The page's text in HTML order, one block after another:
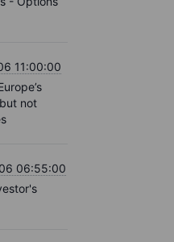
11:00:00
not
06:55:00